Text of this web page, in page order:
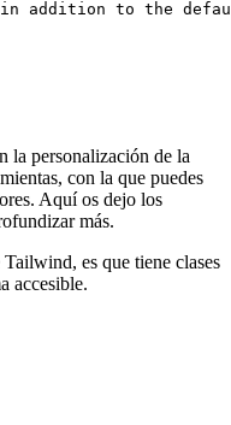
addition to the
la personalización de la
con la que puedes
Aquí os dejo los
más.
es que tiene clases
accesible.